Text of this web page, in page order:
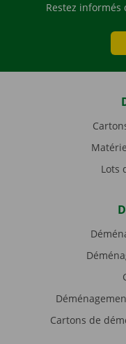
Restez
Lots
Cartons de